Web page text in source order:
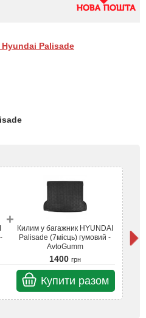
Hyundai Palisade
+
Килим у багажник HYUNDAI
Palisade (7місць) гумовий -
AvtoGumm
1400 грн
Купити разом